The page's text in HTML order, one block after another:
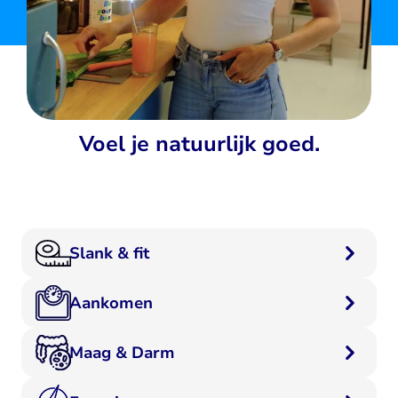
Voel je natuurlijk goed.
Slank & fit
Aankomen
Maag & Darm